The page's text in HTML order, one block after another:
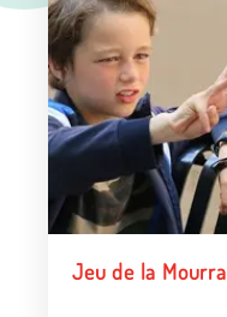
Jeu de la Mourra